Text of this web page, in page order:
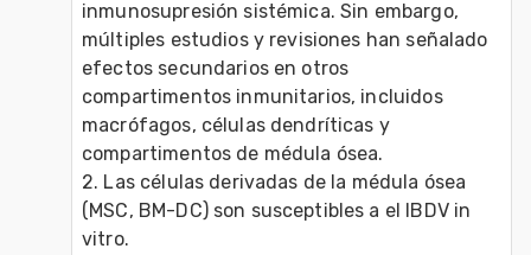
inmunosupresión sistémica. Sin embargo,
múltiples estudios y revisiones han señalado
efectos secundarios en otros
compartimentos inmunitarios, incluidos
macrófagos, células dendríticas y
compartimentos de médula ósea.
2. Las células derivadas de la médula ósea
(MSC, BM-DC) son susceptibles a el IBDV in
vitro.